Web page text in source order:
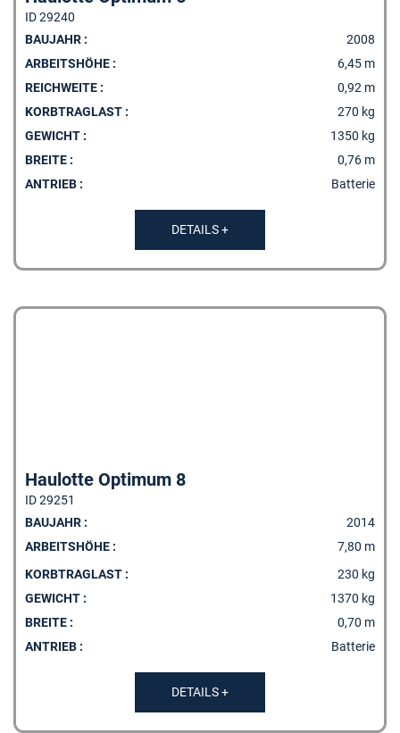
ID 29240
BAUJAHR :
2008
ARBEITSHÖHE :
6,45 m
REICHWEITE :
0,92 m
KORBTRAGLAST :
270 kg
GEWICHT :
1350 kg
BREITE :
0,76 m
ANTRIEB :
Batterie
DETAILS +
Haulotte Optimum 8
ID 29251
BAUJAHR :
2014
ARBEITSHÖHE :
7,80 m
KORBTRAGLAST :
230 kg
GEWICHT :
1370 kg
BREITE :
0,70 m
ANTRIEB :
Batterie
DETAILS +